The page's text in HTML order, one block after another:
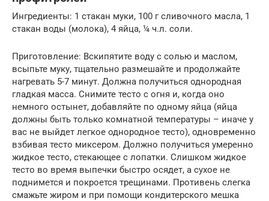
Ингредиенты: 1 стакан муки, 100 г сливочного масла, 1
стакан воды (молока), 4 яйца, ¼ ч.л. соли.
Приготовление: Вскипятите воду с солью и маслом,
всыпьте муку, тщательно размешайте и продолжайте
нагревать 5-7 минут. Должна получиться однородная
гладкая масса. Снимите тесто с огня и, когда оно
немного остынет, добавляйте по одному яйца (яйца
должны быть только комнатной температуры – иначе у
вас не выйдет легкое однородное тесто), одновременно
взбивая тесто миксером. Должно получиться умеренно
жидкое тесто, стекающее с лопатки. Слишком жидкое
тесто во время выпечки быстро осядет, а сухое не
поднимется и покроется трещинами. Противень слегка
смажьте жиром и при помощи кондитерского мешка